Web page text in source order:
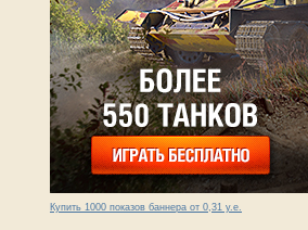
Купить 1000 показов баннера от 0,31 у.е.